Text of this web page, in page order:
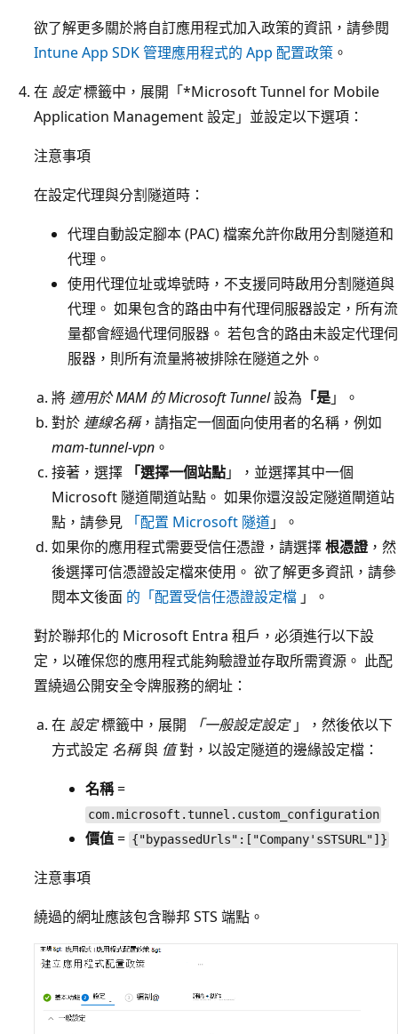
欲了解更多關於將自訂應用程式加入政策的資訊，請參閱
Intune App SDK 管理應用程式的 App 配置政策 。
在 設定標籤中，展開「*Microsoft Tunnel for Mobile
Application Management 設定」並設定以下選項：
注意事項
在設定代理與分割隧道時：
代理自動設定腳本 (PAC) 檔案允許你啟用分割隧道和
代理。
使用代理位址或埠號時，不支援同時啟用分割隧道與
代理。 如果包含的路由中有代理伺服器設定，所有流
量都會經過代理伺服器。 若包含的路由未設定代理伺
服器，則所有流量將被排除在隧道之外。
將 適用於 MAM 的 Microsoft Tunnel設為 「是」。
對於 連線名稱，請指定一個面向使用者的名稱，例如
mam-tunnel-vpn 。
接著，選擇
「選擇一個站點」，並選擇其中一個
Microsoft 隧道閘道站點。 如果你還沒設定隧道閘道站
點，請參見
「配置 Microsoft 隧道」。
如果你的應用程式需要受信任憑證，請選擇根憑證 ，然
後選擇可信憑證設定檔來使用。 欲了解更多資訊，請參
閱本文後面 的「配置受信任憑證設定檔 」。
對於聯邦化的 Microsoft Entra 租戶，必須進行以下設
定，以確保您的應用程式能夠驗證並存取所需資源。 此配
置繞過公開安全令牌服務的網址：
在 設定標籤中，展開 「一般設定設定」，然後依以下
方式設定 名稱與 值對，以設定隧道的邊緣設定檔：
名稱=
com.microsoft.tunnel.custom_configuration
價值= {"bypassedUrls":["Company'sSTSURL"]}
注意事項
繞過的網址應該包含聯邦 STS 端點。